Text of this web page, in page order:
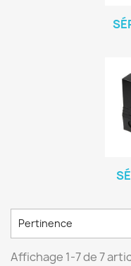
Pertinence
Affichage 1-7 de 7